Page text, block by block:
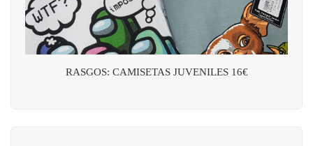
RASGOS: CAMISETAS JUVENILES 16€